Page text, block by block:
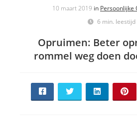
10 maart 2019 in Persoonlijke
6 min. leestijd
Opruimen: Beter
rommel weg doen